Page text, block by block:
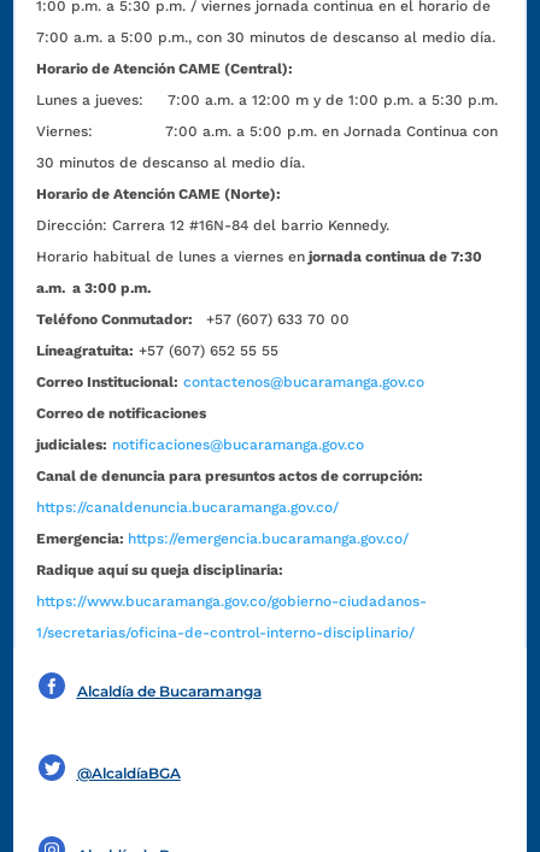
1:00 p.m. a 5:30 p.m. / viernes jornada continua en el horario de
7:00 a.m. a 5:00 p.m., con 30 minutos de descanso al medio día.
Horario de Atención CAME (Central):
Lunes a jueves: 7:00 a.m. a 12:00 m y de 1:00 p.m. a 5:30 p.m.
Viernes: 7:00 a.m. a 5:00 p.m. en Jornada Continua con
30 minutos de descanso al medio día.
Horario de Atención CAME (Norte):
Dirección:Carrera 12 #16N-84 del barrio Kennedy.
Horario habitual de lunes a viernes en jornada continua de 7:30
a.m. a 3:00 p.m.
Teléfono Conmutador:
+57 (607) 633 70 00
Líneagratuita: +57 (607) 652 55 55
Correo Institucional: contactenos@bucaramanga.gov.co
Correo de notificaciones
judiciales: notificaciones@bucaramanga.gov.co
Canal de denuncia para presuntos actos de corrupción:
https://canaldenuncia.bucaramanga.gov.co/
Emergencia: https://emergencia.bucaramanga.gov.co/
Radique aquí su queja disciplinaria:
https://www.bucaramanga.gov.co/gobierno-ciudadanos-
1/secretarias/oficina-de-control-interno-disciplinario/
Alcaldía de Bucaramanga
@AlcaldíaBGA